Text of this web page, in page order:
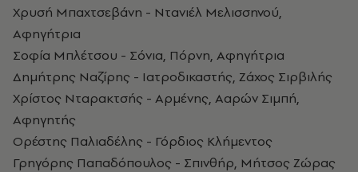
Χρυσή Μπαχτσεβάνη - Ντανιέλ Μελισσηνού,
Αφηγήτρια
Σοφία Μπλέτσου - Σόνια, Πόρνη, Αφηγήτρια
Δημήτρης Ναζίρης - Ιατροδικαστής, Ζάχος Σιρβιλής
Χρίστος Νταρακτσής - Αρμένης, Ααρών Σιμπή,
Αφηγητής
Ορέστης Παλιαδέλης - Γόρδιος Κλήμεντος
Γρηγόρης Παπαδόπουλος - Σπινθήρ, Μήτσος Ζώρας